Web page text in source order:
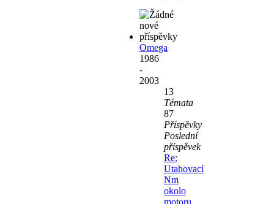
Omega
1986
-
2003
13
Témata
87
Příspěvky
Poslední
příspěvek
Re:
Utahovací
Nm
okolo